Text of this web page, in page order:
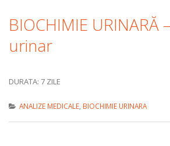
BIOCHIMIE URINARĂ
urinar
DURATA: 7 ZILE
ANALIZE MEDICALE, BIOCHIMIE URINARA